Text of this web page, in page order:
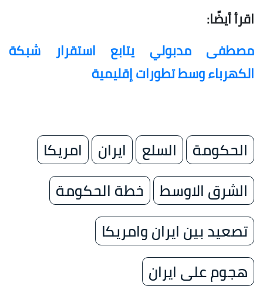
اقرأ أيضًا:
مصطفى مدبولي يتابع استقرار شبكة
الكهرباء وسط تطورات إقليمية
الحكومة السلع ايران
امريكا
الشرق الاوسط خطة الحكومة
تصعيد بين ايران وامريكا
هجوم على ايران